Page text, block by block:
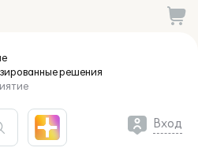
решения
Вход